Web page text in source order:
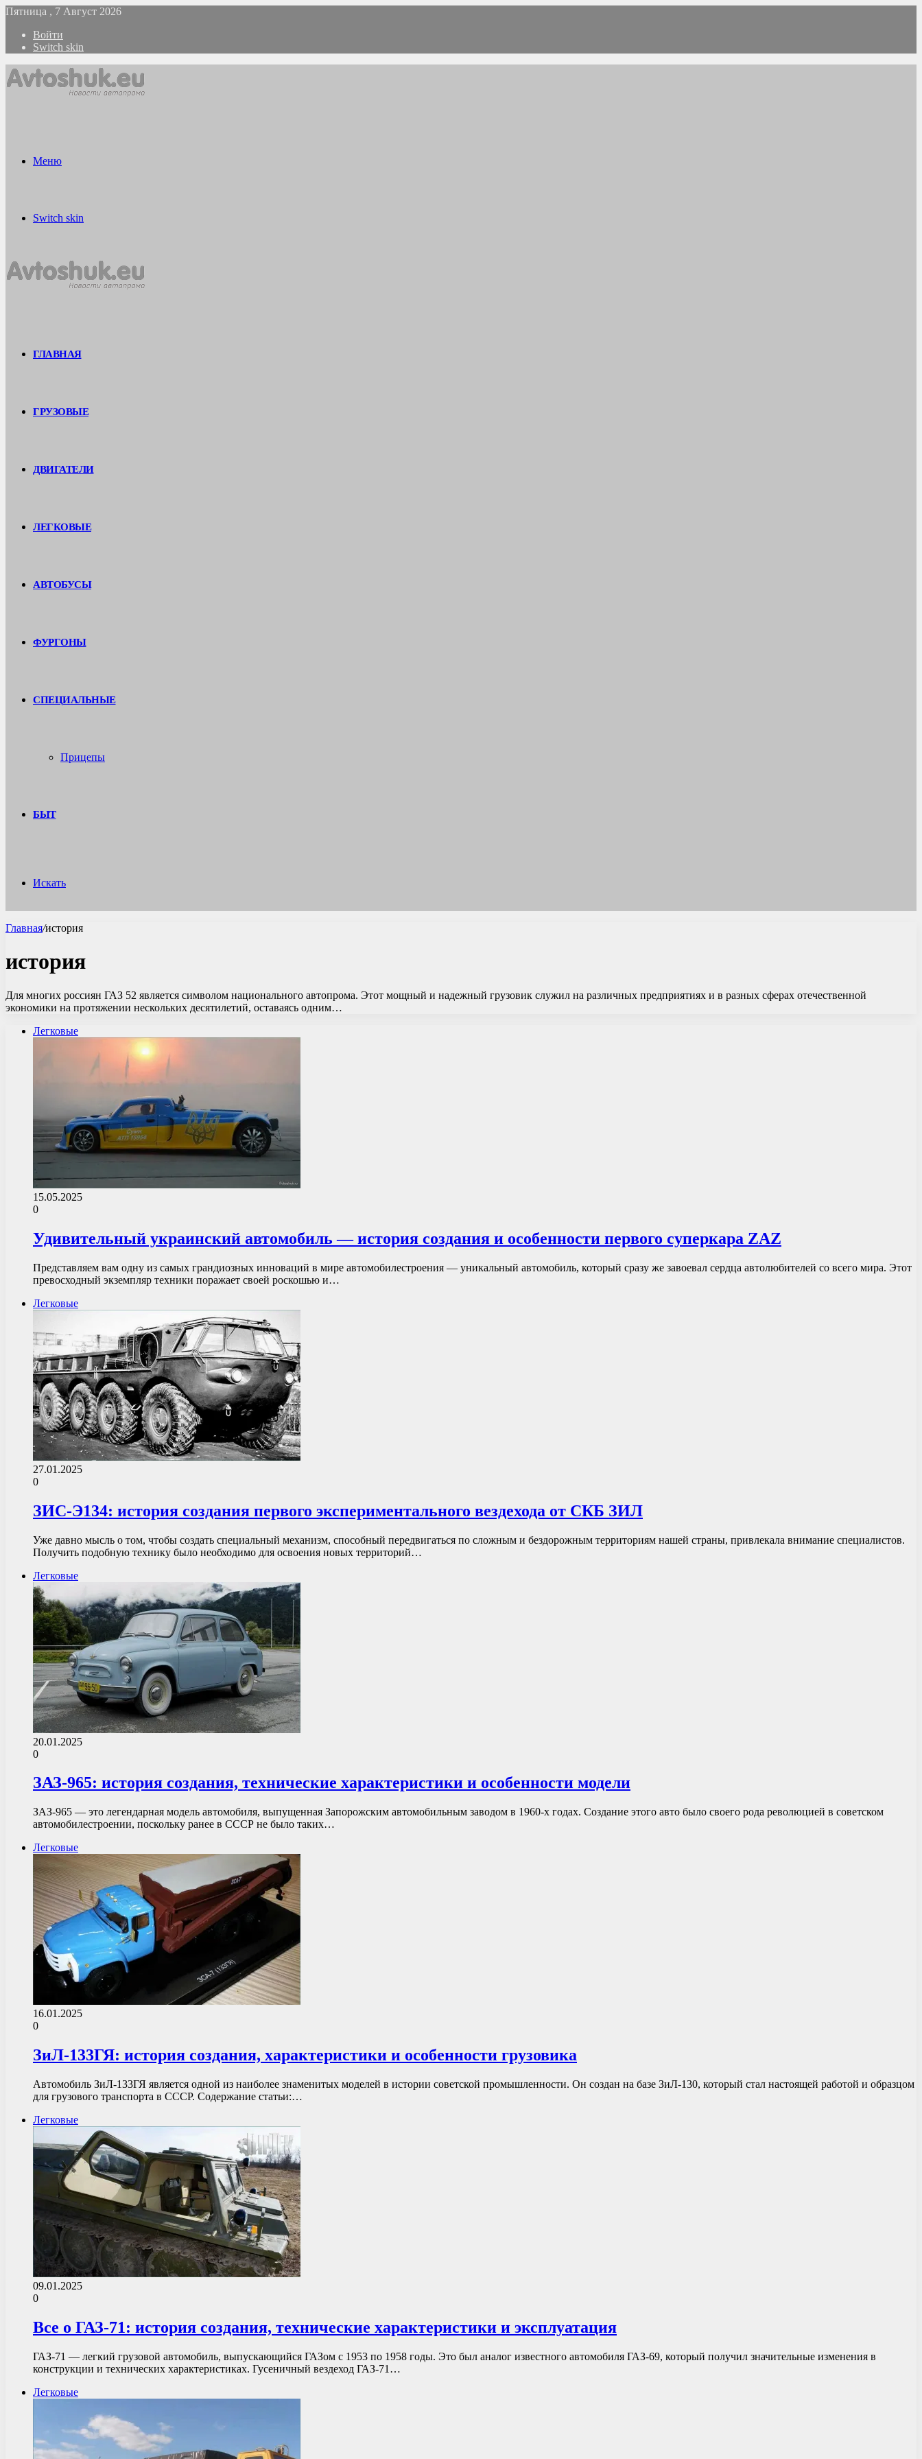
Пятница , 7 Август 2026
Войти
Switch skin
Меню
Switch skin
ГЛАВНАЯ
ГРУЗОВЫЕ
ДВИГАТЕЛИ
ЛЕГКОВЫЕ
АВТОБУСЫ
ФУРГОНЫ
СПЕЦИАЛЬНЫЕ
Прицепы
БЫТ
Искать
Главная/история
история
Для многих россиян ГАЗ 52 является символом национального автопрома. Этот мощный и надежный грузовик служил на различных предприятиях и в разных сферах отечественной
экономики на протяжении нескольких десятилетий, оставаясь одним…
Легковые
15.05.2025
0
Удивительный украинский автомобиль — история создания и особенности первого суперкара ZAZ
Представляем вам одну из самых грандиозных инноваций в мире автомобилестроения — уникальный автомобиль, который сразу же завоевал сердца автолюбителей со всего мира. Этот
превосходный экземпляр техники поражает своей роскошью и…
Легковые
27.01.2025
0
ЗИС-Э134: история создания первого экспериментального вездехода от СКБ ЗИЛ
Уже давно мысль о том, чтобы создать специальный механизм, способный передвигаться по сложным и бездорожным территориям нашей страны, привлекала внимание специалистов.
Получить подобную технику было необходимо для освоения новых территорий…
Легковые
20.01.2025
0
ЗАЗ-965: история создания, технические характеристики и особенности модели
ЗАЗ-965 — это легендарная модель автомобиля, выпущенная Запорожским автомобильным заводом в 1960-х годах. Создание этого авто было своего рода революцией в советском
автомобилестроении, поскольку ранее в СССР не было таких…
Легковые
16.01.2025
0
ЗиЛ-133ГЯ: история создания, характеристики и особенности грузовика
Автомобиль ЗиЛ-133ГЯ является одной из наиболее знаменитых моделей в истории советской промышленности. Он создан на базе ЗиЛ-130, который стал настоящей работой и образцом
для грузового транспорта в СССР. Содержание статьи:…
Легковые
09.01.2025
0
Все о ГАЗ-71: история создания, технические характеристики и эксплуатация
ГАЗ-71 — легкий грузовой автомобиль, выпускающийся ГАЗом с 1953 по 1958 годы. Это был аналог известного автомобиля ГАЗ-69, который получил значительные изменения в
конструкции и технических характеристиках. Гусеничный вездеход ГАЗ-71…
Легковые